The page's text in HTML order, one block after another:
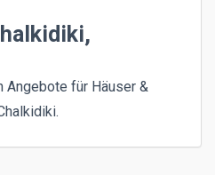
Angebote für Häuser &